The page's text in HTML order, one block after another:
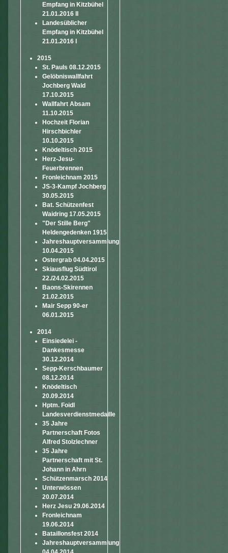
Empfang in Kitzbühel
21.01.2016 II
Landesüblicher
Empfang in Kitzbühel
21.01.2016 I
2015
St. Pauls 08.12.2015
Gelöbniswallfahrt
Jochberg Wald
17.10.2015
Wallfahrt Absam
11.10.2015
Hochzeit Florian
Hirschbichler
10.10.2015
Knödeltisch 2015
Herz-Jesu-
Feuerbrennen
Fronleichnam 2015
JS-3-Kampf Jochberg
30.05.2015
Bat. Schützenfest
Waidring 17.05.2015
"Der Stille Berg"
Heldengedenken 1915
Jahreshauptversammlung
10.04.2015
Ostergrab 04.04.2015
Skiausflug Südtirol
22./24.02.2015
Baons-Skirennen
21.02.2015
Mair Sepp 90-er
06.01.2015
2014
Einsiedelei -
Dankesmesse
30.12.2014
Sepp-Kerschbaumer
08.12.2014
Knödeltisch
20.09.2014
Hptm. Foidl
Landesverdienstmedaille
35 Jahre
Partnerschaft Fotos
Alfred Stolzlechner
35 Jahre
Partnerschaft mit St.
Johann in Ahrn
Schützenmarsch 2014
Unterwössen
20.07.2014
Herz Jesu 29.06.2014
Fronleichnam
19.06.2014
Bataillonsfest 2014
Jahreshauptversammlung